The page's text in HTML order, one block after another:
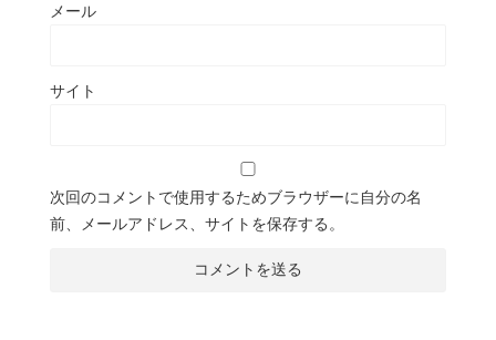
メール
サイト
次回のコメントで使用するためブラウザーに自分の名
前、メールアドレス、サイトを保存する。